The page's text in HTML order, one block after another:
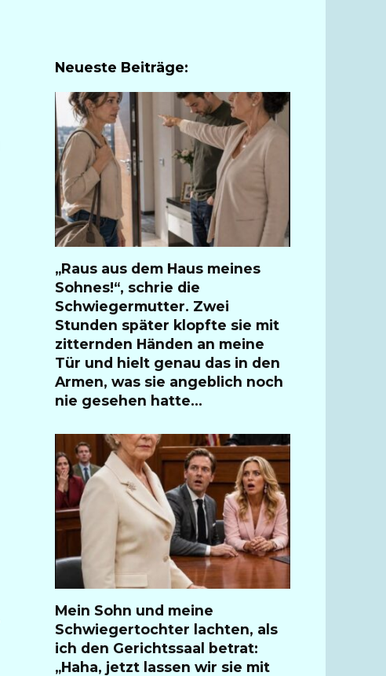
Neueste Beiträge:
„Raus aus dem Haus meines
Sohnes!“, schrie die
Schwiegermutter. Zwei
Stunden später klopfte sie mit
zitternden Händen an meine
Tür und hielt genau das in den
Armen, was sie angeblich noch
nie gesehen hatte…
Mein Sohn und meine
Schwiegertochter lachten, als
ich den Gerichtssaal betrat:
„Haha, jetzt lassen wir sie mit